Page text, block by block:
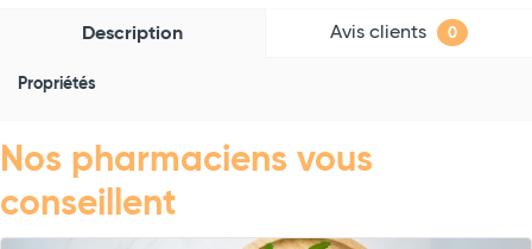
Description Avis clients 0
Propriétés
Nos pharmaciens vous
conseillent